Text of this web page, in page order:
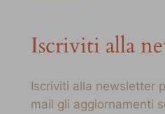
Iscriviti alla
Iscriviti alla newsletter
mail gli aggiornamenti